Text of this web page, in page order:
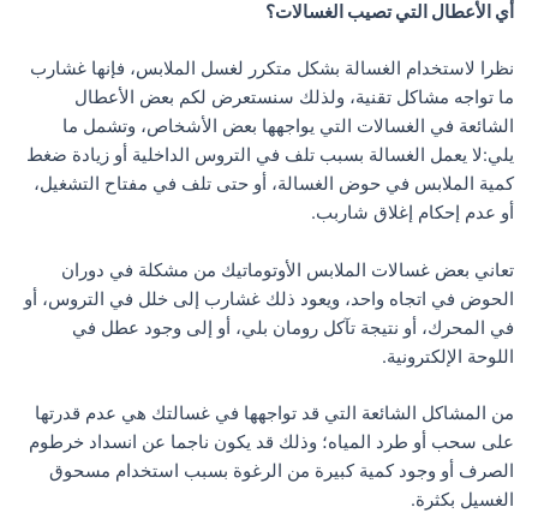
أي الأعطال التي تصيب الغسالات؟
نظرا لاستخدام الغسالة بشكل متكرر لغسل الملابس، فإنها غشارب
ما تواجه مشاكل تقنية، ولذلك سنستعرض لكم بعض الأعطال
الشائعة في الغسالات التي يواجهها بعض الأشخاص، وتشمل ما
يلي:لا يعمل الغسالة بسبب تلف في التروس الداخلية أو زيادة ضغط
كمية الملابس في حوض الغسالة، أو حتى تلف في مفتاح التشغيل،
أو عدم إحكام إغلاق شاربب.
تعاني بعض غسالات الملابس الأوتوماتيك من مشكلة في دوران
الحوض في اتجاه واحد، ويعود ذلك غشارب إلى خلل في التروس، أو
في المحرك، أو نتيجة تآكل رومان بلي، أو إلى وجود عطل في
اللوحة الإلكترونية.
من المشاكل الشائعة التي قد تواجهها في غسالتك هي عدم قدرتها
على سحب أو طرد المياه؛ وذلك قد يكون ناجما عن انسداد خرطوم
الصرف أو وجود كمية كبيرة من الرغوة بسبب استخدام مسحوق
الغسيل بكثرة.